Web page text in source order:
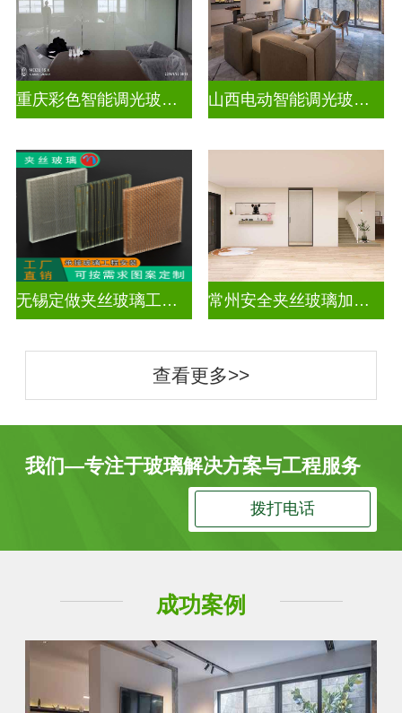
重庆彩色智能调光玻璃定制公司 山西电动智能调光玻璃价格多少钱
无锡定做夹丝玻璃工厂地址 常州安全夹丝玻璃加工厂
查看更多>>
我们—专注于玻璃解决方案与工程服务
拨打电话
成功案例